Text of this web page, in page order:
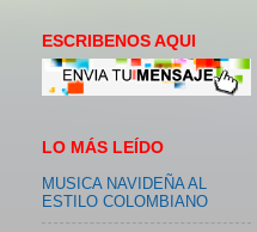
ESCRIBENOS AQUI
LO MÁS LEÍDO
MUSICA NAVIDEÑA AL
ESTILO COLOMBIANO